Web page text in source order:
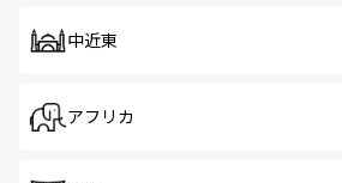
中近東
アフリカ